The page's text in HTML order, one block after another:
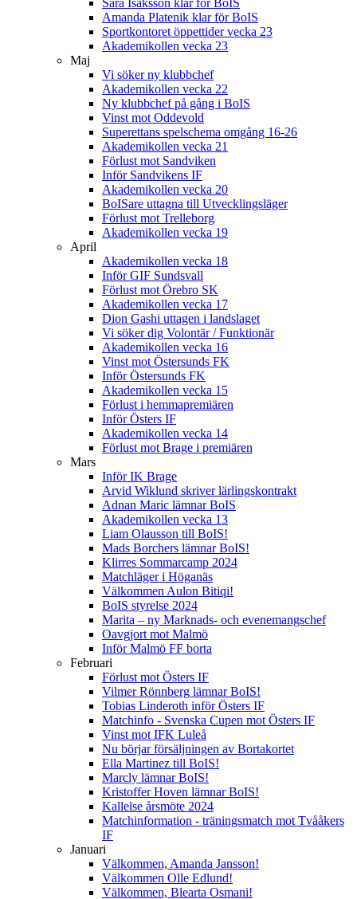
Amanda Platenik klar för BoIS
Sportkontoret öppettider vecka 23
Akademikollen vecka 23
Maj
Vi söker ny klubbchef
Akademikollen vecka 22
Ny klubbchef på gång i BoIS
Vinst mot Oddevold
Superettans spelschema omgång 16-26
Akademikollen vecka 21
Förlust mot Sandviken
Inför Sandvikens IF
Akademikollen vecka 20
BoISare uttagna till Utvecklingsläger
Förlust mot Trelleborg
Akademikollen vecka 19
April
Akademikollen vecka 18
Inför GIF Sundsvall
Förlust mot Örebro SK
Akademikollen vecka 17
Dion Gashi uttagen i landslaget
Vi söker dig Volontär / Funktionär
Akademikollen vecka 16
Vinst mot Östersunds FK
Inför Östersunds FK
Akademikollen vecka 15
Förlust i hemmapremiären
Inför Östers IF
Akademikollen vecka 14
Förlust mot Brage i premiären
Mars
Inför IK Brage
Arvid Wiklund skriver lärlingskontrakt
Adnan Maric lämnar BoIS
Akademikollen vecka 13
Liam Olausson till BoIS!
Mads Borchers lämnar BoIS!
Klirres Sommarcamp 2024
Matchläger i Höganäs
Välkommen Aulon Bitiqi!
BoIS styrelse 2024
Marita – ny Marknads- och evenemangschef
Oavgjort mot Malmö
Inför Malmö FF borta
Februari
Förlust mot Östers IF
Vilmer Rönnberg lämnar BoIS!
Tobias Linderoth inför Östers IF
Matchinfo - Svenska Cupen mot Östers IF
Vinst mot IFK Luleå
Nu börjar försäljningen av Bortakortet
Ella Martinez till BoIS!
Marcly lämnar BoIS!
Kristoffer Hoven lämnar BoIS!
Kallelse årsmöte 2024
Matchinformation - träningsmatch mot Tvååkers
IF
Januari
Välkommen, Amanda Jansson!
Välkommen Olle Edlund!
Välkommen, Blearta Osmani!